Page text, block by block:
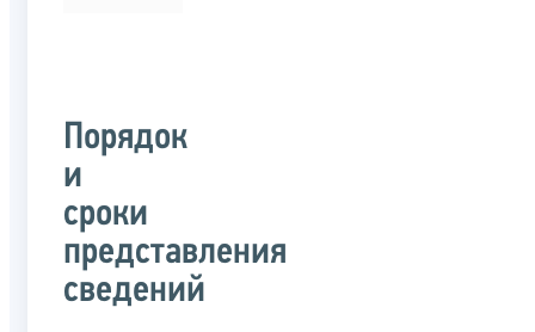
Порядок
и
сроки
представления
сведений